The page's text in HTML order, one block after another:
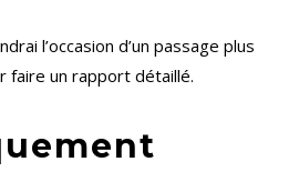
l’occasion d’un passage plus
faire un rapport détaillé.